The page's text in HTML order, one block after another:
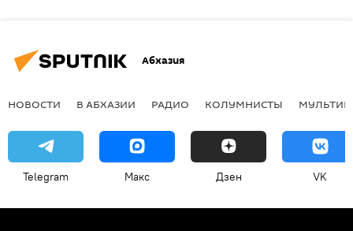
Абхазия
НОВОСТИ В АБХАЗИИ РАДИО КОЛУМНИСТЫ
Telegram Макс Дзен VK